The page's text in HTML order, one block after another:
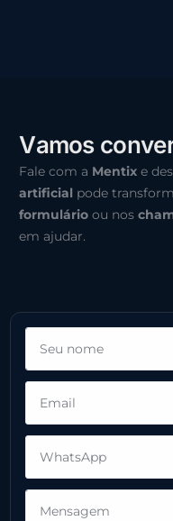
Vamos conve
Fale com a Mentix e
artificial pode
formulário ou nos
em ajudar.